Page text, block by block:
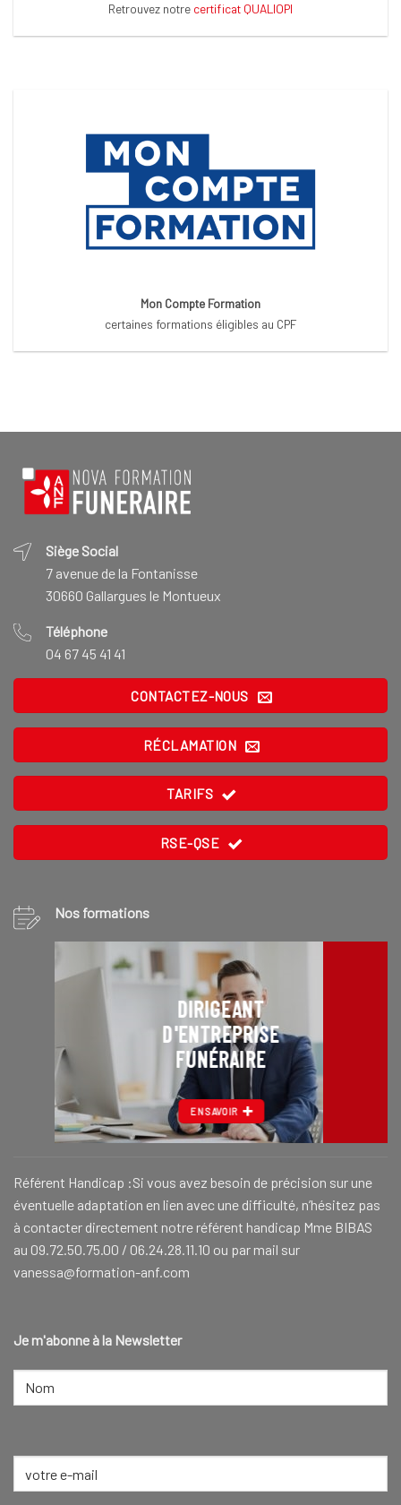
Retrouvez notre certificat QUALIOPI
Mon Compte Formation
certaines formations éligibles au CPF
Siège Social
7 avenue de la Fontanisse
30660 Gallargues le Montueux
Téléphone
04 67 45 41 41
CONTACTEZ-NOUS
RÉCLAMATION
TARIFS
RSE-QSE
Nos formations
DIRIGEANT
D'ENTREPRISE
FUNÉRAIRE
EN SAVOIR
Référent Handicap :Si vous avez besoin de précision sur une
éventuelle adaptation en lien avec une difficulté, n’hésitez pas
à contacter directement notre référent handicap Mme BIBAS
au 09.72.50.75.00 / 06.24.28.11.10 ou par mail sur
vanessa@formation-anf.com
Je m'abonne à la Newsletter
NOM